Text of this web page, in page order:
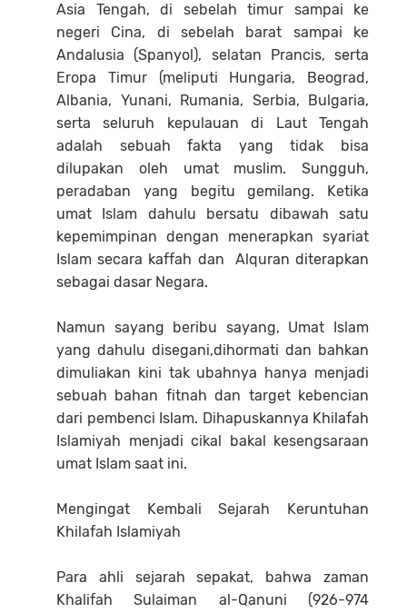
Asia Tengah, di sebelah timur sampai ke
negeri Cina, di sebelah barat sampai ke
Andalusia (Spanyol), selatan Prancis, serta
Eropa Timur (meliputi Hungaria, Beograd,
Albania, Yunani, Rumania, Serbia, Bulgaria,
serta seluruh kepulauan di Laut Tengah
adalah sebuah fakta yang tidak bisa
dilupakan oleh umat muslim. Sungguh,
peradaban yang begitu gemilang. Ketika
umat Islam dahulu bersatu dibawah satu
kepemimpinan dengan menerapkan syariat
Islam secara kaffah dan Alquran diterapkan
sebagai dasar Negara.
Namun sayang beribu sayang, Umat Islam
yang dahulu disegani,dihormati dan bahkan
dimuliakan kini tak ubahnya hanya menjadi
sebuah bahan fitnah dan target kebencian
dari pembenci Islam. Dihapuskannya Khilafah
Islamiyah menjadi cikal bakal kesengsaraan
umat Islam saat ini.
Mengingat Kembali Sejarah Keruntuhan
Khilafah Islamiyah
Para ahli sejarah sepakat, bahwa zaman
Khalifah Sulaiman al-Qanuni (926-974